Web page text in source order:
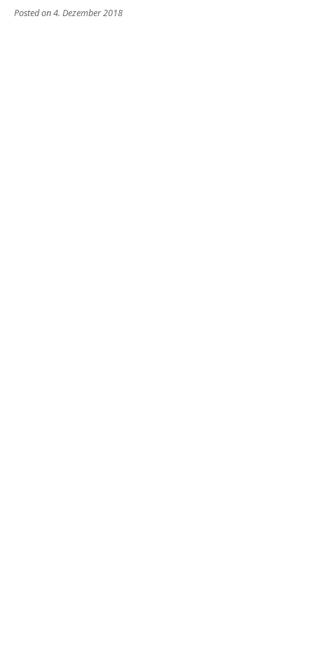
Posted on4. Dezember 2018